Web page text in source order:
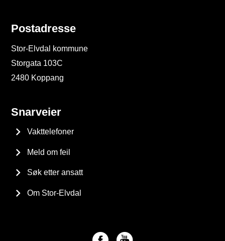
Postadresse
Stor-Elvdal kommune
Storgata 103C
2480 Koppang
Snarveier
Vakttelefoner
Meld om feil
Søk etter ansatt
Om Stor-Elvdal